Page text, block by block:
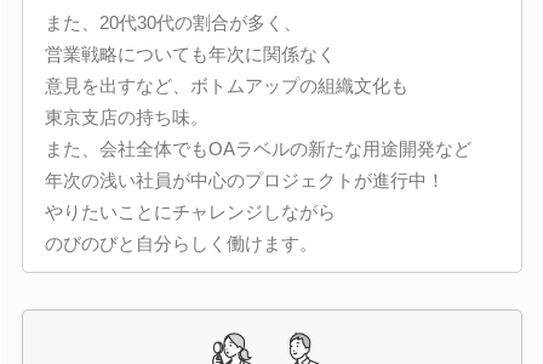
また、20代30代の割合が多く、
営業戦略についても年次に関係なく
意見を出すなど、ボトムアップの組織文化も
東京支店の持ち味。
また、会社全体でもOAラベルの新たな用途開発など
年次の浅い社員が中心のプロジェクトが進行中！
やりたいことにチャレンジしながら
のびのびと自分らしく働けます。